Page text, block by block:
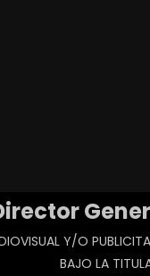
Y/O
BAJO LA